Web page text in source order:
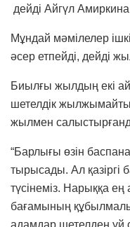
дейді Айгүл
Мұндай мәмілелер
әсер етпейді, дейді
Биылғы жылдың екі
шетелдік
жылмен
“Барлығы өзін
тырысады. Ал қазіргі
түсінеміз. Нарыққа
бағамының
адамдар шетелден үй